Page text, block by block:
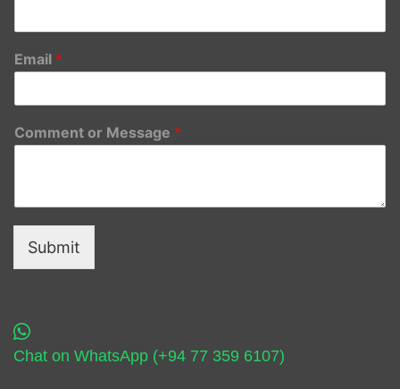
Email *
Comment or Message *
Submit
Chat on WhatsApp (+94 77 359 6107)